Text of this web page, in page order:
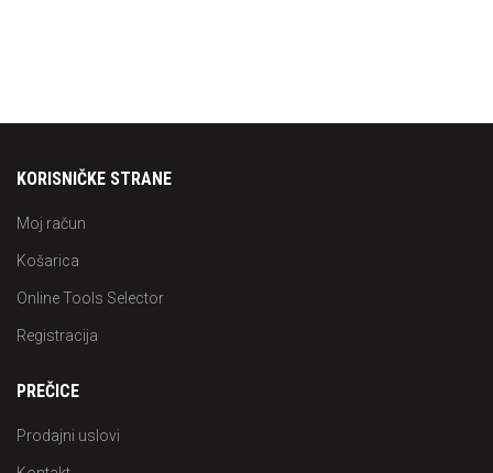
KORISNIČKE STRANE
Moj račun
Košarica
Online Tools Selector
Registracija
PREČICE
Prodajni uslovi